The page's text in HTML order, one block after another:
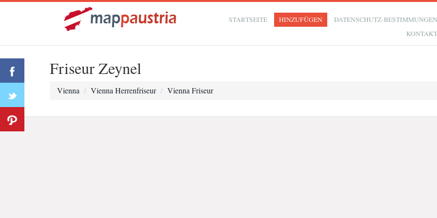
STARTSEITE HINZUFÜGEN
DATENSCHUTZ-
Friseur Zeynel
Vienna Vienna Herrenfriseur Vienna Friseur